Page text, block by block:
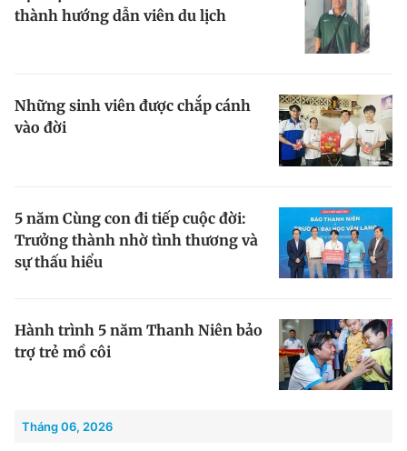
Theo dõi báo trên
Đặt báo Chính sách bảo
Phó tổng biên tập: Trần Việt Hưng
Tổng thư ký tòa soạn: Đức Trung
Giấy phép xuất bản số 110/GP - BTTTT cấp ngày 24.3.2020
© 2003-2026 Bản quyền thuộc về Báo Thanh Niên. Cấm sao chép
thành hướng dẫn viên du lịch
Những sinh viên được chắp cánh
vào đời
5 năm Cùng con đi tiếp cuộc đời:
Trưởng thành nhờ tình thương và
sự thấu hiểu
Hành trình 5 năm Thanh Niên bảo
trợ trẻ mồ côi
Tháng 06, 2026